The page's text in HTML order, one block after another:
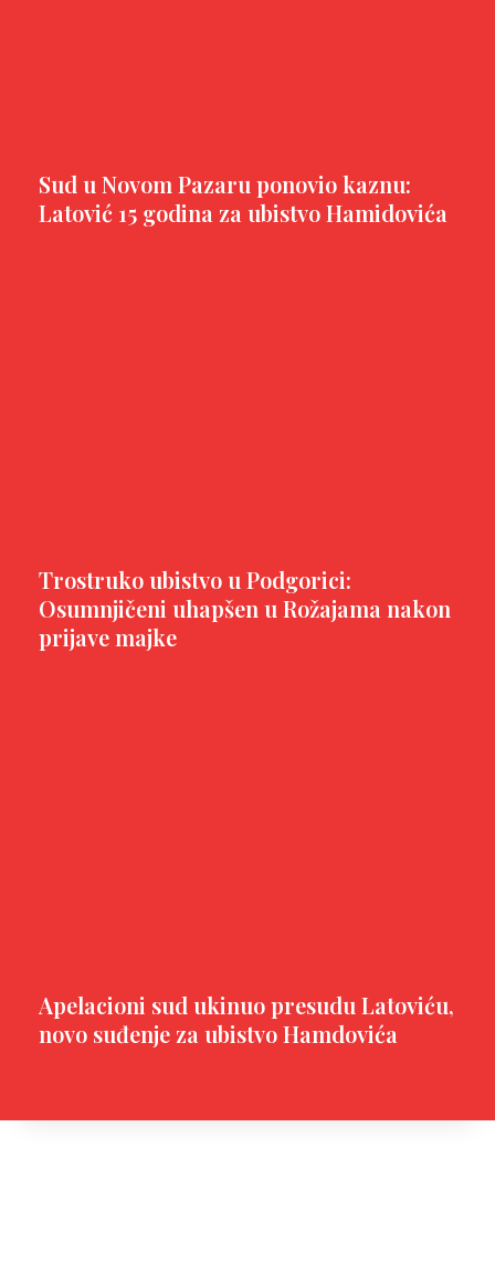
Sud u Novom Pazaru ponovio kaznu:
Latović 15 godina za ubistvo Hamidovića
Trostruko ubistvo u Podgorici:
Osumnjičeni uhapšen u Rožajama nakon
prijave majke
Apelacioni sud ukinuo presudu Latoviću,
novo suđenje za ubistvo Hamdovića